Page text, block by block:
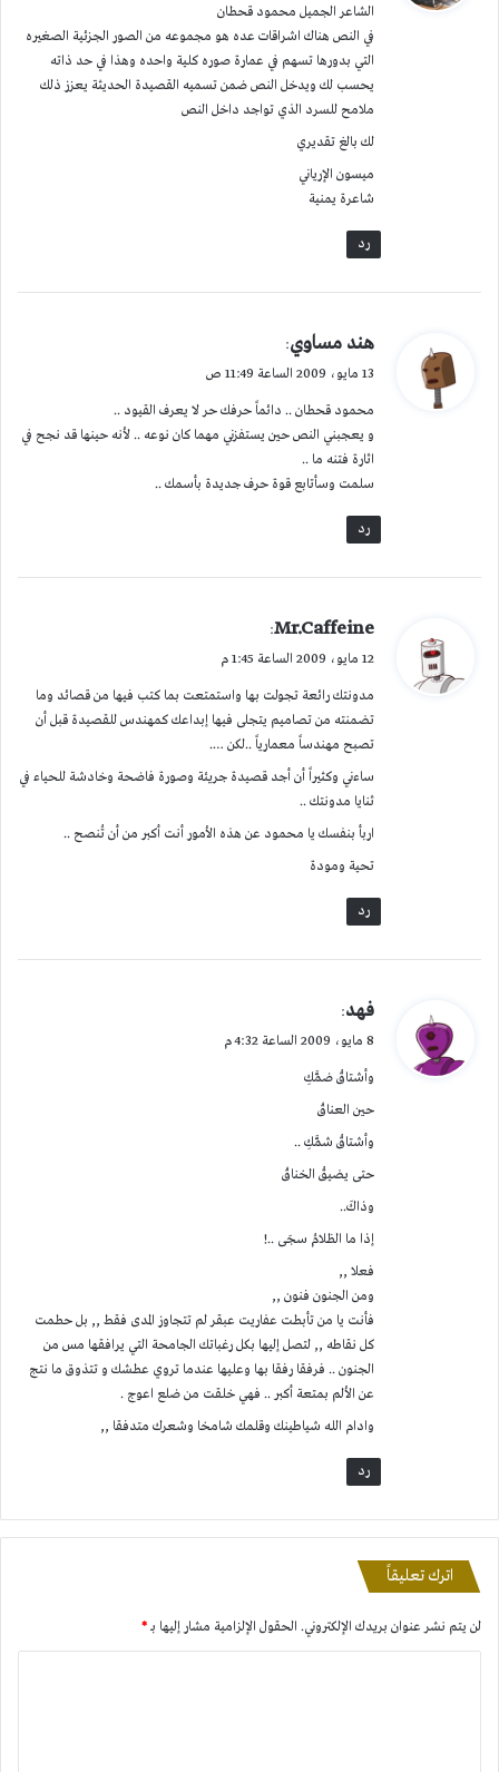
ل
الشاعر الجميل محمود قحطان
في النص هناك اشراقات عده هو مجموعه من الصور الجزئية الصغيره
التي بدورها تسهم في عمارة صوره كلية واحده وهذا في حد ذاته
يحسب لك ويدخل النص ضمن تسميه القصيدة الحديثة يعزز ذلك
ملامح للسرد الذي تواجد داخل النص
لك بالغ تقديري
ميسون الإرياني
شاعرة يمنية
رد
ي
ل
هند مساوي:
13 مايو، 2009 الساعة 11:49 ص
محمود قحطان .. دائماً حرفك حر لا يعرف القيود ..
و يعجبني النص حين يستفزني مهما كان نوعه .. لأنه حينها قد نجح في
اثارة فتنه ما ..
سلمت وسأتابع قوة حرف جديدة بأسمك ..
رد
ي
ل
Mr.Caffeine
:
12 مايو، 2009 الساعة 1:45 م
مدونتك رائعة تجولت بها واستمتعت بما كتب فيها من قصائد وما
تضمنته من تصاميم يتجلى فيها إبداعك كمهندس للقصيدة قبل أن
تصبح مهندساً معمارياً ..لكن ….
ساءني وكثيراً أن أجد قصيدة جريئة وصورة فاضحة وخادشة للحياء في
ثنايا مدونتك ..
اربأ بنفسك يا محمود عن هذه الأمور أنت أكبر من أن تُنصح ..
تحية ومودة
رد
ي
ل
فهد:
8 مايو، 2009 الساعة 4:32 م
وأشتاقُ ضمَّكِ
حين العناقْ
وأشتاقُ شمَّكِ ..
حتى يضيقُ الخناقْ
وذاكَ..
إذا ما الظلامُ سجَى ..!
فعلا ,,
ومن الجنون فنون ,,
فأنت يا من تأبطت عفاريت عبقر لم تتجاوز المدى فقط ,, بل حطمت
كل نقاطه ,, لتصل إليها بكل رغباتك الجامحة التي يرافقها مس من
الجنون .. فرفقا رفقا بها وعليها عندما تروي عطشك و تتذوق ما نتج
عن الألم بمتعة أكبر .. فهي خلقت من ضلع اعوج .
وادام الله شياطينك وقلمك شامخا وشعرك متدفقا ,,
رد
اترك تعليقاً
لن يتم نشر عنوان بريدك الإلكتروني. الحقول الإلزامية مشار إليها بـ*